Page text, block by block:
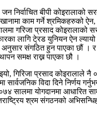
निर्वाचित बीपी कोइरालाको
काम गर्ने श्रमिकहरुको
गरिजा प्रसाद कोइरालाको
लागि टे्रड युनियन ऐन
संगठित हुन पाएका छौं ।
समक्ष राख्न पाएका छौ ।
गिरिजा प्रसाद कोइरालाले नै
सार्वजनिक विदा दिने निर्णय
सालमा योगदानमा आधारित
श्रम संगठनको